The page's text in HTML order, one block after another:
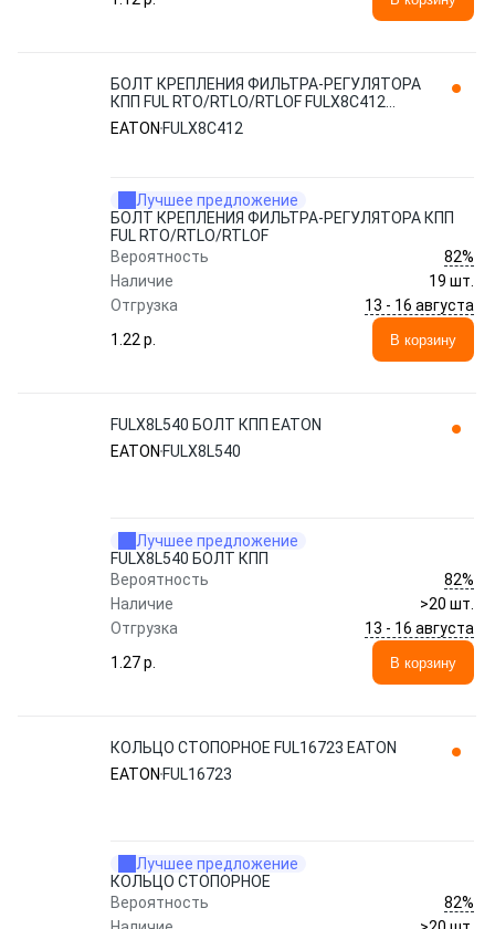
БОЛТ КРЕПЛЕНИЯ ФИЛЬТРА-РЕГУЛЯТОРА
КПП FUL RTO/RTLO/RTLOF FULX8C412
EATON
EATON FULX8C412
Лучшее предложение
БОЛТ КРЕПЛЕНИЯ ФИЛЬТРА-РЕГУЛЯТОРА КПП
FUL RTO/RTLO/RTLOF
Вероятность
82%
Наличие
19 шт.
Отгрузка
13 - 16 августа
1.22 p.
В корзину
FULX8L540 БОЛТ КПП EATON
EATON FULX8L540
Лучшее предложение
FULX8L540 БОЛТ КПП
Вероятность
82%
Наличие
>20 шт.
Отгрузка
13 - 16 августа
1.27 p.
В корзину
КОЛЬЦО СТОПОРНОЕ FUL16723 EATON
EATON FUL16723
Лучшее предложение
КОЛЬЦО СТОПОРНОЕ
Вероятность
82%